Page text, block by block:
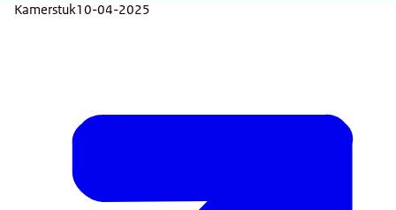
Kamerstuk10-04-2025